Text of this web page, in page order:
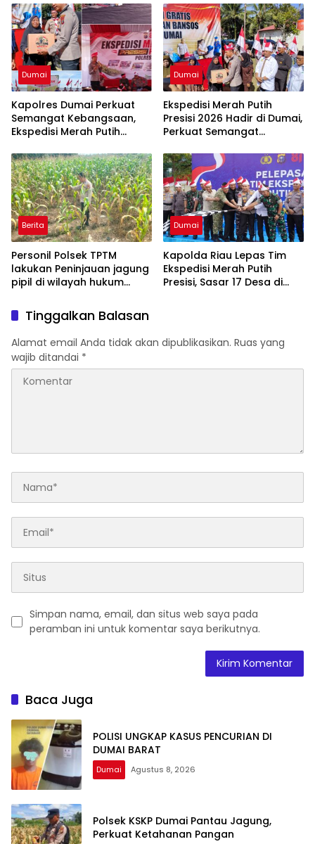
Dumai
Kapolres Dumai Perkuat
Semangat Kebangsaan,
Ekspedisi Merah Putih
Nyata untuk Rakyat
Dumai
Ekspedisi Merah Putih
Presisi 2026 Hadir di Dumai,
Perkuat Semangat
Kepedulian Sosial
Berita
Personil Polsek TPTM
lakukan Peninjauan jagung
pipil di wilayah hukum
Dumai
Kapolda Riau Lepas Tim
Ekspedisi Merah Putih
Presisi, Sasar 17 Desa di
Tinggalkan Balasan
Alamat email Anda tidak akan dipublikasikan. Ruas yang
wajib ditandai *
Simpan nama, email, dan situs web saya pada
peramban ini untuk komentar saya berikutnya.
Baca Juga
POLISI UNGKAP KASUS PENCURIAN DI
DUMAI BARAT
Dumai Agustus 8, 2026
Polsek KSKP Dumai Pantau Jagung,
Perkuat Ketahanan Pangan